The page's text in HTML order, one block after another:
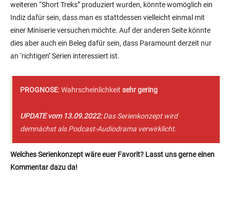
weiteren “Short Treks” produziert wurden, könnte womöglich ein
Indiz dafür sein, dass man es stattdessen vielleicht einmal mit
einer Miniserie versuchen möchte. Auf der anderen Seite könnte
dies aber auch ein Beleg dafür sein, dass Paramount derzeit nur
an ‘richtigen’ Serien interessiert ist.
PROGNOSE: Wahrscheinlichkeit sehr gering
UPDATE vom 13.09.2022:Das Serienkonzept wird
demnächst als Podcast-Audiodrama verwirklicht.
Welches Serienkonzept wäre euer Favorit? Lasst uns gerne einen
Kommentar dazu da!